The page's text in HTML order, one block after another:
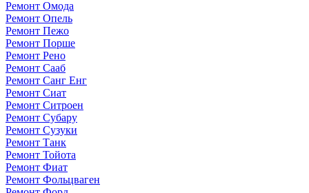
Ремонт Омода
Ремонт Опель
Ремонт Пежо
Ремонт Порше
Ремонт Рено
Ремонт Сааб
Ремонт Санг Енг
Ремонт Сиат
Ремонт Ситроен
Ремонт Субару
Ремонт Сузуки
Ремонт Танк
Ремонт Тойота
Ремонт Фиат
Ремонт Фольцваген